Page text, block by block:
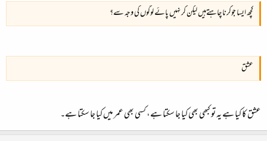
کچھ ایسا جوکرنا چاہتےہیں لیکن کر نہیں پائے لوگوں کی وجہ سے؟
عشق
عشق کا کیا ہے یہ تو کبھی بھی کیا جا سکتا ہے، کسی بھی عمر میں کیا جا سکتا ہے۔